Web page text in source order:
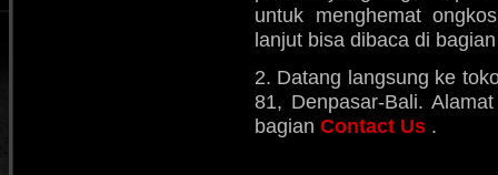
untuk menghemat
lanjut bisa dibaca di
2. Datang langsung ke
81, Denpasar-Bali.
bagian Contact Us .